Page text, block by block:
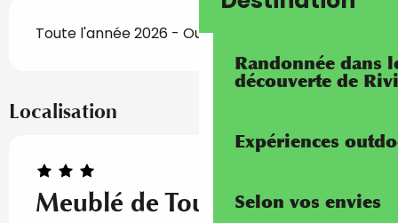
Randonnée dans
découverte de
Expériences
Selon vos envies
Toute l'année 2026 - Ouvert tous les jours
Localisation
Meublé de Tourisme "Eden